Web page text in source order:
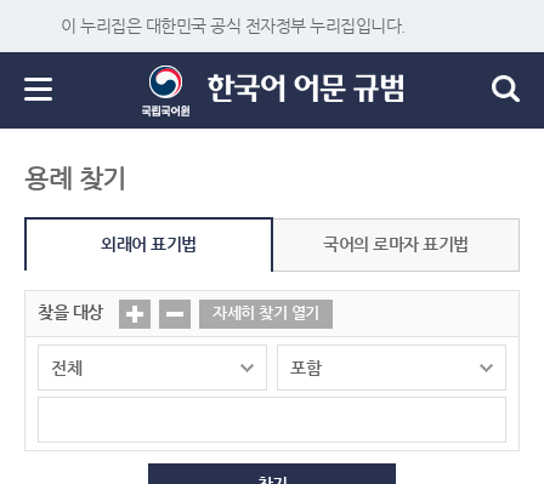
이 누리집은 대한민국 공식 전자정부 누리집입니다.
용례 찾기
외래어 표기법 국어의 로마자 표기법
찾을 대상 자세히 찾기 열기